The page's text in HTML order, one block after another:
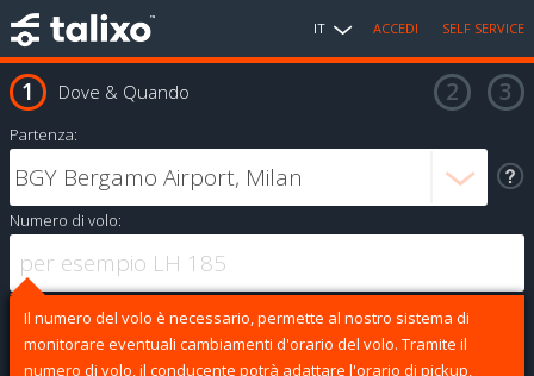
IT ACCEDI SELF SERVICE
Dove & Quando
Partenza:
Numero di volo:
Il numero del volo è necessario, permette al nostro sistema di
monitorare eventuali cambiamenti d'orario del volo. Tramite il
numero di volo, il conducente potrà adattare l'orario di pickup,